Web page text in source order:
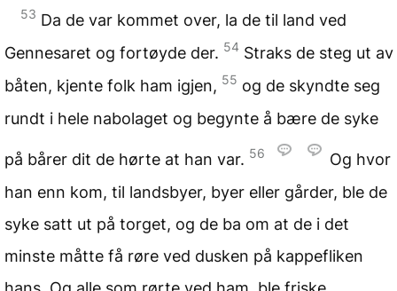
53 Da de var kommet over, la de til land ved
Gennesaret og fortøyde der. 54 Straks de steg ut av
båten, kjente folk ham igjen, 55 og de skyndte seg
rundt i hele nabolaget og begynte å bære de syke
på bårer dit de hørte at han var. 56
Og hvor
han enn kom, til landsbyer, byer eller gårder, ble de
syke satt ut på torget, og de ba om at de i det
minste måtte få røre ved dusken på kappefliken